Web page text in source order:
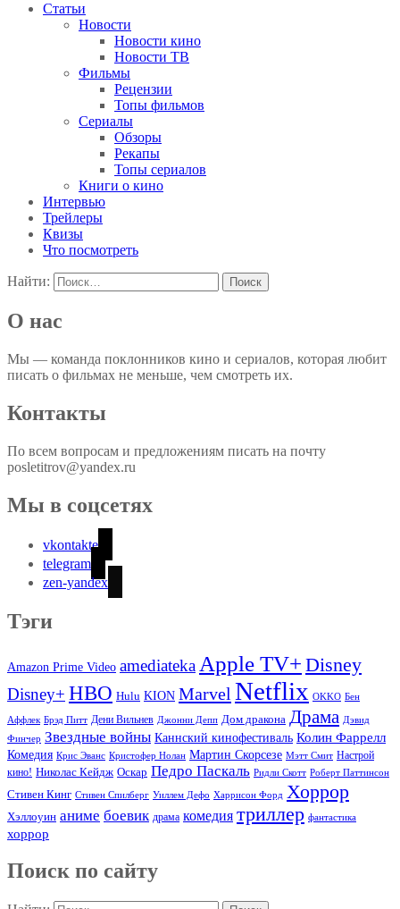
Статьи
Новости
Новости кино
Новости ТВ
Фильмы
Рецензии
Топы фильмов
Сериалы
Обзоры
Рекапы
Топы сериалов
Книги о кино
Интервью
Трейлеры
Квизы
Что посмотреть
Найти:
О нас
Мы — команда поклонников кино и сериалов, которая любит
писать о фильмах не меньше, чем смотреть их.
Контакты
По всем вопросам и предложениям писать на почту
posletitrov@yandex.ru
Мы в соцсетях
vkontakte
telegram
zen-yandex
Тэги
Amazon Prime Video amediateka Apple TV+ Disney
Disney+ HBO Hulu KION Marvel Netflix OKKO Бен
Аффлек Брэд Питт Дени Вильнев Джонни Депп Дом дракона Драма Дэвид
Финчер Звездные войны Каннский кинофестиваль Колин Фаррелл
Комедия Крис Эванс Кристофер Нолан Мартин Скорсезе Мэтт Смит Настрой
кино! Николас Кейдж Оскар Педро Паскаль Ридли Скотт Роберт Паттинсон
Стивен Кинг Стивен Спилберг Уиллем Дефо Харрисон Форд Хоррор
Хэллоуин аниме боевик драма комедия триллер фантастика
хоррор
Поиск по сайту